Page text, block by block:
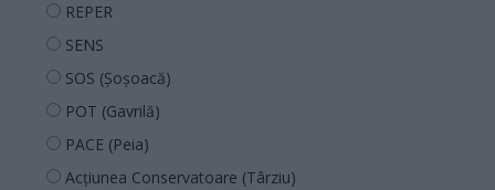
REPER
SENS
SOS (Șoșoacă)
POT (Gavrilă)
PACE (Peia)
Acțiunea Conservatoare (Târziu)